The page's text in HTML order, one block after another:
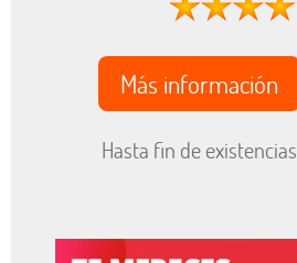
Más información
Hasta fin de existencias